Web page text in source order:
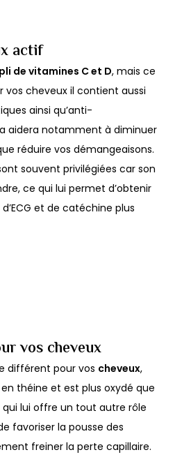
actif
de vitamines C et D, mais ce
vos cheveux il contient aussi
ainsi qu’anti-
aidera notamment à diminuer
réduire vos démangeaisons.
souvent privilégiées car son
ce qui lui permet d’obtenir
et de catéchine plus
vos cheveux
différent pour vos cheveux,
théine et est plus oxydé que
lui offre un tout autre rôle
favoriser la pousse des
freiner la perte capillaire.